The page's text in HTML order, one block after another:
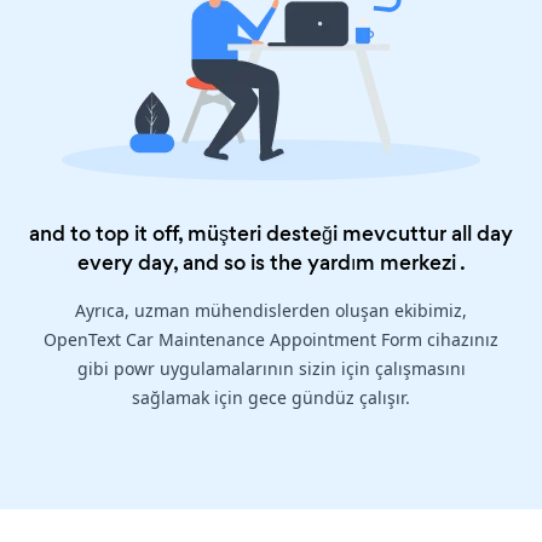
and to top it off, müşteri desteği mevcuttur all day
every day, and so is theyardım merkezi.
Ayrıca, uzman mühendislerden oluşan ekibimiz,
OpenText Car Maintenance Appointment Form cihazınız
gibi powr uygulamalarının sizin için çalışmasını
sağlamak için gece gündüz çalışır.